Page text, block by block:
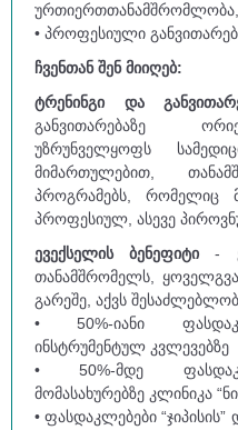
• პროფესიული
ჩვენთან შენ მიიღებ:
ტრენინგი და
განვითარებაზე
უზრუნველყოფს
მიმართულებით,
პროგრამებს, რომელიც
პროფესიულ, ასევე
ევექსელის ბენეფიტი-
თანამშრომელს,
გარეშე, აქვს
• 50%-იანი
ინსტრუმენტულ კვლევებზე
• 50%-მდე
მომასახურებზე კლინიკა
• ფასდაკლებები